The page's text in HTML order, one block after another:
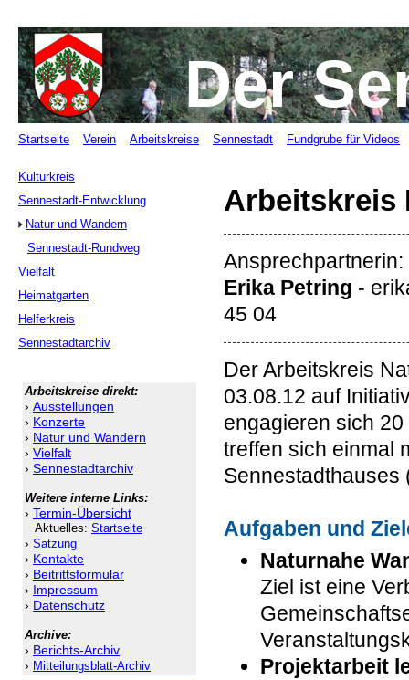
Der
Startseite Verein Arbeitskreise Sennestadt Fundgrube für Videos
Arbeitskreis
Ansprechpartnerin:
Erika Petring -
45 04
Der Arbeitskreis
03.08.12 auf
engagieren sich
treffen sich einmal
Sennestadthauses
Aufgaben und
Naturnahe
Ziel ist eine
Projektarbeit
Kulturkreis
Sennestadt-Entwicklung
Natur und Wandern
Sennestadt-Rundweg
Vielfalt
Heimatgarten
Helferkreis
Sennestadtarchiv
Arbeitskreise direkt:
› Ausstellungen
› Konzerte
› Natur und Wandern
› Vielfalt
› Sennestadtarchiv
Weitere interne Links:
› Termin-Übersicht
Aktuelles: Startseite
› Satzung
› Kontakte
› Beitrittsformular
› Impressum
› Datenschutz
Archive:
› Berichts-Archiv
› Mitteilungsblatt-Archiv